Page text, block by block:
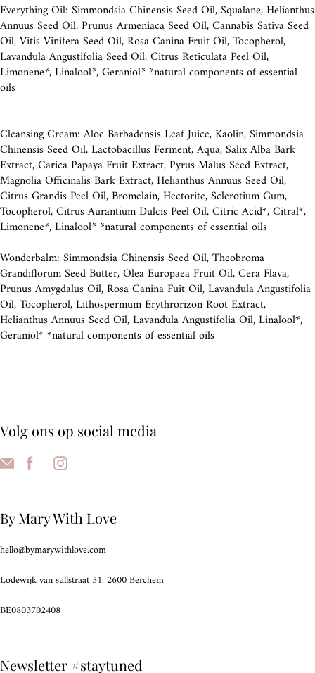
Everything Oil: Simmondsia Chinensis Seed Oil, Squalane, Helianthus
Annuus Seed Oil, Prunus Armeniaca Seed Oil, Cannabis Sativa Seed
Oil, Vitis Vinifera Seed Oil, Rosa Canina Fruit Oil, Tocopherol,
Lavandula Angustifolia Seed Oil, Citrus Reticulata Peel Oil,
Limonene*, Linalool*, Geraniol* *natural components of essential
oils
Cleansing Cream: Aloe Barbadensis Leaf Juice, Kaolin, Simmondsia
Chinensis Seed Oil, Lactobacillus Ferment, Aqua, Salix Alba Bark
Extract, Carica Papaya Fruit Extract, Pyrus Malus Seed Extract,
Magnolia Officinalis Bark Extract, Helianthus Annuus Seed Oil,
Citrus Grandis Peel Oil, Bromelain, Hectorite, Sclerotium Gum,
Tocopherol, Citrus Aurantium Dulcis Peel Oil, Citric Acid*, Citral*,
Limonene*, Linalool* *natural components of essential oils
Wonderbalm: Simmondsia Chinensis Seed Oil, Theobroma
Grandiflorum Seed Butter, Olea Europaea Fruit Oil, Cera Flava,
Prunus Amygdalus Oil, Rosa Canina Fuit Oil, Lavandula Angustifolia
Oil, Tocopherol, Lithospermum Erythrorizon Root Extract,
Helianthus Annuus Seed Oil, Lavandula Angustifolia Oil, Linalool*,
Geraniol* *natural components of essential oils
Volg ons op social media
By Mary With Love
hello@bymarywithlove.com
Lodewijk van sullstraat 51, 2600 Berchem
BE0803702408
Newsletter #staytuned